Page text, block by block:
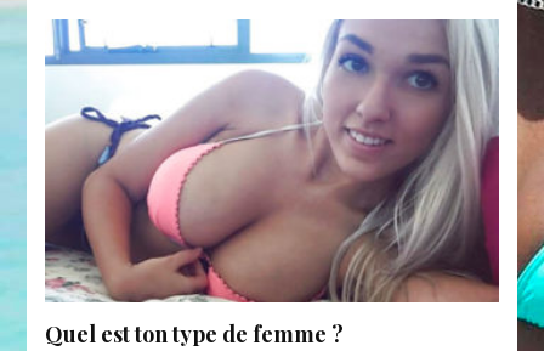
Quel est ton type de femme ?